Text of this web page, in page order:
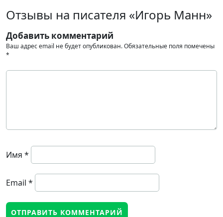
Отзывы на писателя «Игорь Манн»
Добавить комментарий
Ваш адрес email не будет опубликован.Обязательные поля помечены
*
Имя *
Email *